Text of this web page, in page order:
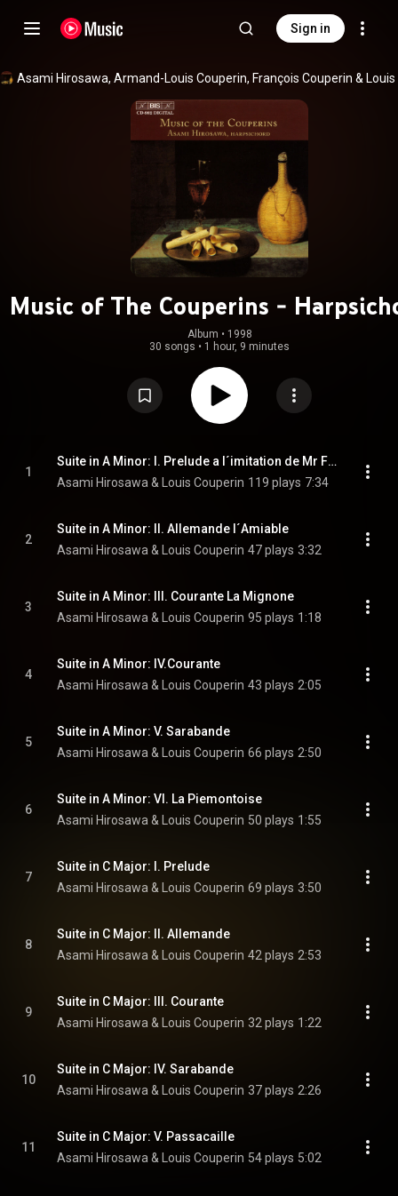
Sign in
Asami Hirosawa, Armand-Louis Couperin, François Couperin &
Music of The Couperins -
Album • 1998
30 songs • 1 hour, 9 minutes
1
Suite in A Minor: I. Prelude a l´imitation de Mr Froberger
Asami Hirosawa & Louis Couperin 119 plays 7:34
2
Suite in A Minor: II. Allemande l´Amiable
Asami Hirosawa & Louis Couperin 47 plays 3:32
3
Suite in A Minor: III. Courante La Mignone
Asami Hirosawa & Louis Couperin 95 plays 1:18
4
Suite in A Minor: IV.Courante
Asami Hirosawa & Louis Couperin 43 plays 2:05
5
Suite in A Minor: V. Sarabande
Asami Hirosawa & Louis Couperin 66 plays 2:50
6
Suite in A Minor: VI. La Piemontoise
Asami Hirosawa & Louis Couperin 50 plays 1:55
7
Suite in C Major: I. Prelude
Asami Hirosawa & Louis Couperin 69 plays 3:50
8
Suite in C Major: II. Allemande
Asami Hirosawa & Louis Couperin 42 plays 2:53
9
Suite in C Major: III. Courante
Asami Hirosawa & Louis Couperin 32 plays 1:22
10
Suite in C Major: IV. Sarabande
Asami Hirosawa & Louis Couperin 37 plays 2:26
11
Suite in C Major: V. Passacaille
Asami Hirosawa & Louis Couperin 54 plays 5:02